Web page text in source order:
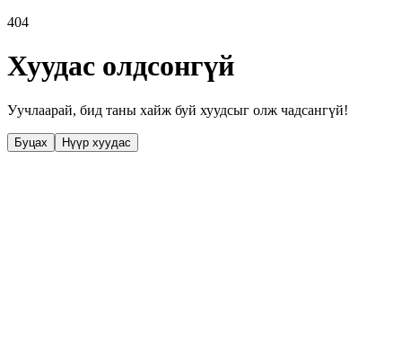
404
Хуудас олдсонгүй
Уучлаарай, бид таны хайж буй хуудсыг олж чадсангүй!
Буцах Нүүр хуудас